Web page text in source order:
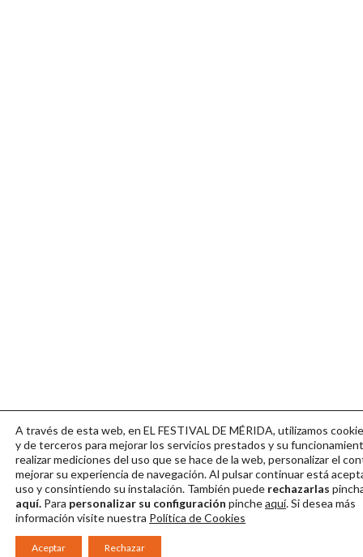
A través de esta web, en EL FESTIVAL DE MÉRIDA, utilizamos
y de terceros para mejorar los servicios prestados y su
realizar mediciones del uso que se hace de la web, personalizar el
mejorar su experiencia de navegación. Al pulsar continuarestá
uso y consintiendo su instalación. También puede rechazarlas
aquí. Para personalizar su configuración pincheaquí. Si desea más
información visite nuestra Política de Cookies
Aceptar Rechazar